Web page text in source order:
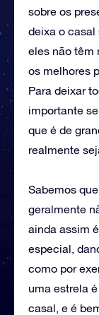
sobre os
deixa o casal
eles não têm
os melhores
Para deixar
importante
que é de
realmente
Sabemos
geralmente
ainda assim
especial,
como por
uma estrela
casal, e é